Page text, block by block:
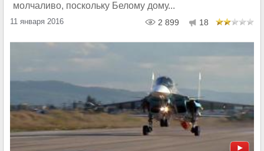
молчаливо, поскольку Белому дому...
11 января 2016 2 899 18